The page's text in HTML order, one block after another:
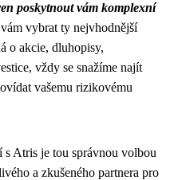
poskytnout vám komplexní
vybrat ty nejvhodnější
o akcie, dluhopisy,
vždy se snažíme najít
vašemu rizikovému
s Atris je tou správnou volbou
a zkušeného partnera pro